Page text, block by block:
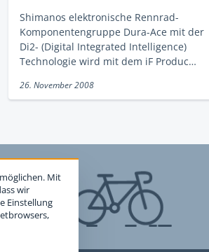
Shimanos elektronische Rennrad-
Komponentengruppe Dura-Ace mit der
Di2- (Digital Integrated Intelligence)
Technologie wird mit dem iF Produc…
26. November 2008
Mit
wir
Einstellung